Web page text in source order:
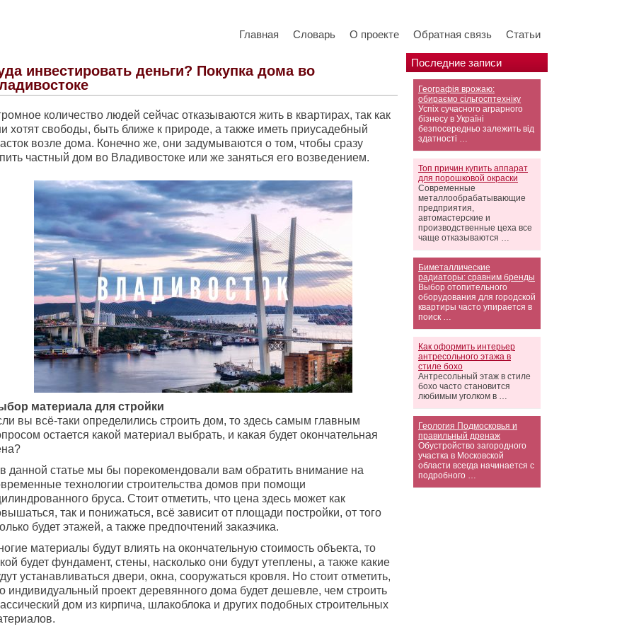
Главная Словарь О проекте Обратная связь Статьи
Последние записи
Географія врожаю:
обираємо сільгосптехніку
Успіх сучасного аграрного
бізнесу в Україні
безпосередньо залежить від
здатності …
Топ причин купить аппарат
для порошковой окраски
Современные
металлообрабатывающие
предприятия,
автомастерские и
производственные цеха все
чаще отказываются …
Биметаллические
радиаторы: сравним бренды
Выбор отопительного
оборудования для городской
квартиры часто упирается в
поиск …
Как оформить интерьер
антресольного этажа в
стиле бохо
Антресольный этаж в стиле
бохо часто становится
любимым уголком в …
Геология Подмосковья и
правильный дренаж
Обустройство загородного
участка в Московской
области всегда начинается с
подробного …
инвестировать деньги? Покупка дома во
количество людей сейчас отказываются жить в квартирах, так как
хотят свободы, быть ближе к природе, а также иметь приусадебный
возле дома. Конечно же, они задумываются о том, чтобы сразу
частный дом во Владивостоке или же заняться его возведением.
материала для стройки
вы всё-таки определились строить дом, то здесь самым главным
остается какой материал выбрать, и какая будет окончательная
данной статье мы бы порекомендовали вам обратить внимание на
технологии строительства домов при помощи
бруса. Стоит отметить, что цена здесь может как
так и понижаться, всё зависит от площади постройки, от того
будет этажей, а также предпочтений заказчика.
материалы будут влиять на окончательную стоимость объекта, то
будет фундамент, стены, насколько они будут утеплены, а также какие
устанавливаться двери, окна, сооружаться кровля. Но стоит отметить,
индивидуальный проект деревянного дома будет дешевле, чем строить
дом из кирпича, шлакоблока и других подобных строительных